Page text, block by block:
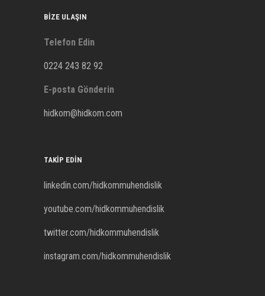
BIZE ULAŞIN
Telefon Edin
0224 243 82 92
E-posta Gönderin
hidkom@hidkom.com
TAKIP EDIN
linkedin.com/hidkommuhendislik
youtube.com/hidkommuhendislik
twitter.com/hidkommuhendislik
instagram.com/hidkommuhendislik